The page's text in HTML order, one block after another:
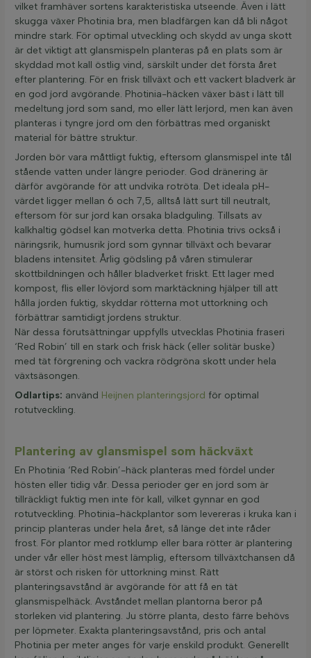
vilket framhäver sortens karakteristiska utseende. Även i lätt
skugga växer Photinia bra, men bladfärgen kan då bli något
mindre stark. För optimal utveckling och skydd av unga skott
är det viktigt att glansmispeln planteras på en plats som är
skyddad mot kall östlig vind, särskilt under det första året
efter plantering. För en frisk tillväxt och ett vackert bladverk är
en god jord avgörande. Photinia-häcken växer bäst i lätt till
medeltung jord som sand, mo eller lätt lerjord, men kan även
planteras i tyngre jord om den förbättras med organiskt
material för bättre struktur.
Jorden bör vara måttligt fuktig, eftersom glansmispel inte tål
stående vatten under längre perioder. God dränering är
därför avgörande för att undvika rotröta. Det ideala pH-
värdet ligger mellan 6 och 7,5, alltså lätt surt till neutralt,
eftersom för sur jord kan orsaka bladguling. Tillsats av
kalkhaltig gödsel kan motverka detta. Photinia trivs också i
näringsrik, humusrik jord som gynnar tillväxt och bevarar
bladens intensitet. Årlig gödsling på våren stimulerar
skottbildningen och håller bladverket friskt. Ett lager med
kompost, flis eller lövjord som marktäckning hjälper till att
hålla jorden fuktig, skyddar rötterna mot uttorkning och
förbättrar samtidigt jordens struktur.
När dessa förutsättningar uppfylls utvecklas Photinia fraseri
‘Red Robin’ till en stark och frisk häck (eller solitär buske)
med tät förgrening och vackra rödgröna skott under hela
växtsäsongen.
Odlartips: använd Heijnen planteringsjord för optimal
rotutveckling.
Plantering av glansmispel som häckväxt
En Photinia ‘Red Robin’-häck planteras med fördel under
hösten eller tidig vår. Dessa perioder ger en jord som är
tillräckligt fuktig men inte för kall, vilket gynnar en god
rotutveckling. Photinia-häckplantor som levereras i kruka kan i
princip planteras under hela året, så länge det inte råder
frost. För plantor med rotklump eller bara rötter är plantering
under vår eller höst mest lämplig, eftersom tillväxtchansen då
är störst och risken för uttorkning minst. Rätt
planteringsavstånd är avgörande för att få en tät
glansmispelhäck. Avståndet mellan plantorna beror på
storleken vid plantering. Ju större planta, desto färre behövs
per löpmeter. Exakta planteringsavstånd, pris och antal
Photinia per meter anges för varje enskild produkt. Generellt